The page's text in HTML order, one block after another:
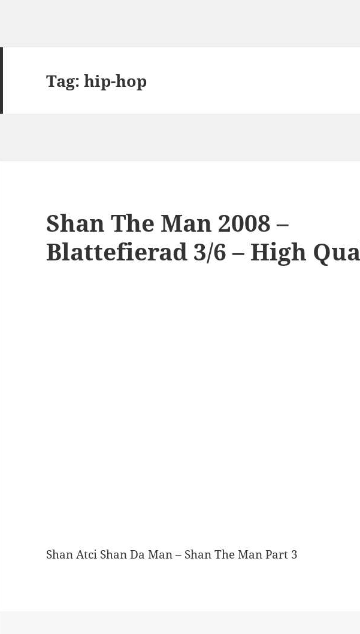
Tag:hip-hop
Shan The Man 2008 –
Blattefierad 3/6 – High
Shan Atci Shan Da Man – Shan The Man Part 3